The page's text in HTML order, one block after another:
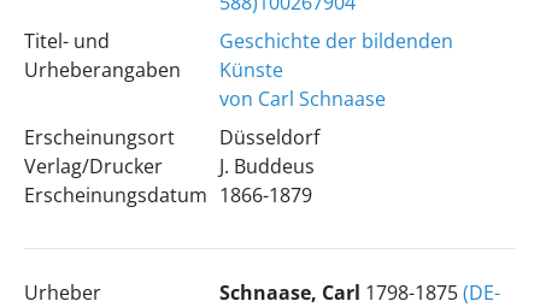
Titel- und
Urheberangaben
Geschichte der bildenden
Künste
von Carl Schnaase
Erscheinungsort
Verlag/Drucker
Erscheinungsdatum
Düsseldorf
J. Buddeus
1866-1879
Urheber Schnaase, Carl 1798-1875(DE-